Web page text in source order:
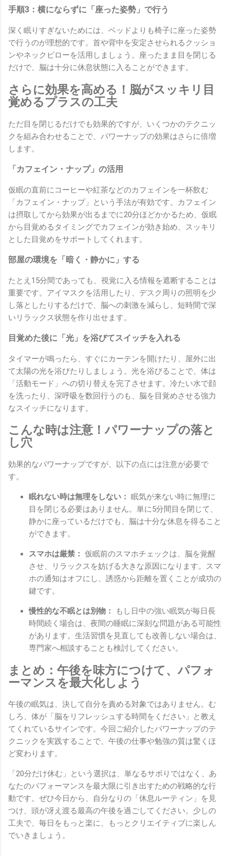
手順3：横にならずに「座った姿勢」で行う
深く眠りすぎないためには、ベッドよりも椅子に座った姿勢
で行うのが理想的です。首や背中を安定させられるクッショ
ンやネックピローを活用しましょう。座ったまま目を閉じる
だけで、脳は十分に休息状態に入ることができます。
さらに効果を高める！脳がスッキリ目
覚めるプラスの工夫
ただ目を閉じるだけでも効果的ですが、いくつかのテクニッ
クを組み合わせることで、パワーナップの効果はさらに倍増
します。
「カフェイン・ナップ」の活用
仮眠の直前にコーヒーや紅茶などのカフェインを一杯飲む
「カフェイン・ナップ」という手法が有効です。カフェイン
は摂取してから効果が出るまでに20分ほどかかるため、仮眠
から目覚めるタイミングでカフェインが効き始め、スッキリ
とした目覚めをサポートしてくれます。
部屋の環境を「暗く・静かに」する
たとえ15分間であっても、視覚に入る情報を遮断することは
重要です。アイマスクを活用したり、デスク周りの照明を少
し落としたりするだけで、脳への刺激を減らし、短時間で深
いリラックス状態を作り出せます。
目覚めた後に「光」を浴びてスイッチを入れる
タイマーが鳴ったら、すぐにカーテンを開けたり、屋外に出
て太陽の光を浴びたりしましょう。光を浴びることで、体は
「活動モード」への切り替えを完了させます。冷たい水で顔
を洗ったり、深呼吸を数回行うのも、脳を目覚めさせる強力
なスイッチになります。
こんな時は注意！パワーナップの落と
し穴
効果的なパワーナップですが、以下の点には注意が必要で
す。
眠れない時は無理をしない： 眠気が来ない時に無理に
目を閉じる必要はありません。単に5分間目を閉じて、
静かに座っているだけでも、脳は十分な休息を得ること
ができます。
スマホは厳禁： 仮眠前のスマホチェックは、脳を覚醒
させ、リラックスを妨げる大きな原因になります。スマ
ホの通知はオフにし、誘惑から距離を置くことが成功の
鍵です。
慢性的な不眠とは別物：
もし日中の強い眠気が毎日長
時間続く場合は、夜間の睡眠に深刻な問題がある可能性
があります。生活習慣を見直しても改善しない場合は、
専門家へ相談することも検討してください。
まとめ：午後を味方につけて、パフォ
ーマンスを最大化しよう
午後の眠気は、決して自分を責める対象ではありません。む
しろ、体が「脳をリフレッシュする時間をください」と教え
てくれているサインです。今回ご紹介したパワーナップのテ
クニックを実践することで、午後の仕事や勉強の質は驚くほ
ど変わります。
「20分だけ休む」という選択は、単なるサボりではなく、あ
なたのパフォーマンスを最大限に引き出すための戦略的な行
動です。ぜひ今日から、自分なりの「休息ルーティン」を見
つけ、頭が冴え渡る最高の午後を過ごしてください。少しの
工夫で、毎日をもっと楽に、もっとクリエイティブに楽しん
でいきましょう。